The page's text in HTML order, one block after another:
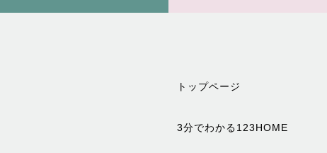
トップページ
3分でわかる123HOME